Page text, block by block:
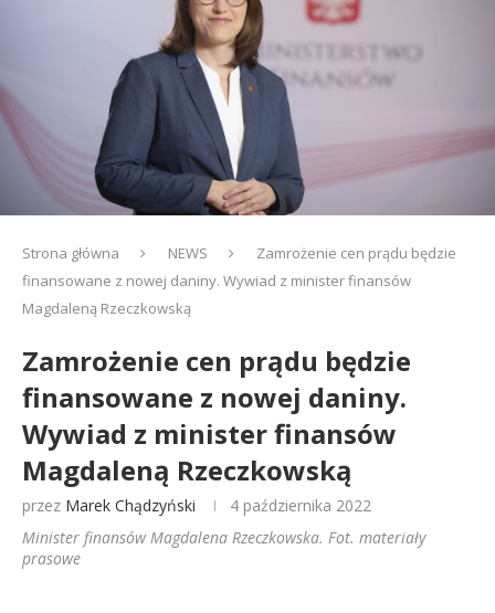
Strona główna NEWS
Zamrożenie cen prądu będzie
finansowane z nowej daniny. Wywiad z minister finansów
Magdaleną Rzeczkowską
Zamrożenie cen prądu będzie
finansowane z nowej daniny.
Wywiad z minister finansów
Magdaleną Rzeczkowską
przez Marek Chądzyński
4 października 2022
Minister finansów Magdalena Rzeczkowska. Fot. materiały
prasowe